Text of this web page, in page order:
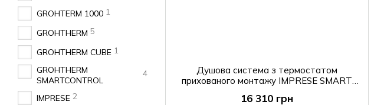
Душова система з термостатом
прихованого монтажу IMPRESE SMART
16 310 грн
GROHTERM 1000 1
GROHTHERM 5
GROHTHERM CUBE 1
GROHTHERM
SMARTCONTROL
4
IMPRESE 2